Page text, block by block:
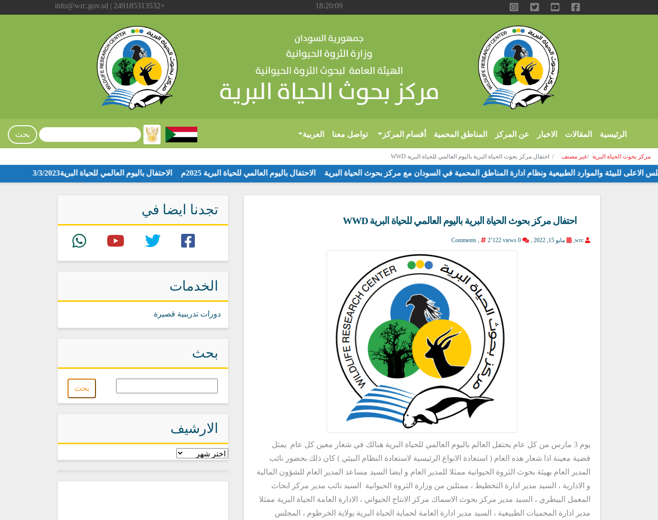
18:20:09
+249185313532 | info@wrc.gov.sd
الرئيسية المقالات الاخبار عن المركز المناطق المحمية أقسام المركز تواصل معنا العربية
مركز بحوث الحياة البرية غير مصنف احتفال مركز بحوث الحياة البرية باليوم العالمي للحياة البرية WWD
المجلس الاعلى للبيئة والموارد الطبيعية ونظام ادارة المناطق المحمية في السودان مع مركز بحوث الحياة البرية الاحتفال باليوم العالمي للحياة البرية 2025م الاحتفال باليوم العالمي للحياة البرية3/3/2023
احتفال مركز بحوث الحياة البرية باليوم العالمي للحياة البرية WWD
wrc
, مايو 15, 2022 , 0 Comments
, 2٬122 views
يوم 3 مارس من كل عام يحتفل العالم باليوم العالمي للحياة البرية هنالك في شعار معين كل عام يمثل
قضية معينة اذا شعار هذه العام ( استعادة الانواع الرئيسية لاستعادة النظام البيئي ) كان ذلك بحضور نائب
المدير العام بهيئة بحوث الثروة الحيوانية ممثلا للمدير العام و ايضا السيد مساعد المدير العام للشؤون المالية
و الادارية ، السيد مدير ادارة التخطيط ، ممثلين من وزارة الثروة الحيوانية السيد نائب مدير مركز ابحاث
المعمل البيطري ، السيد مدير مركز بحوث الاسماك مركز الانتاج الحيواني ، الادارة العامة الحياة البرية ممثلا
مدير ادارة المحميات الطبيعية ، السيد مدير ادارة العامة لحماية الحياة البرية بولاية الخرطوم ، المجلس
تجدنا ايضا في
الخدمات
دورات تدرببية قصيرة
بحث
الارشيف